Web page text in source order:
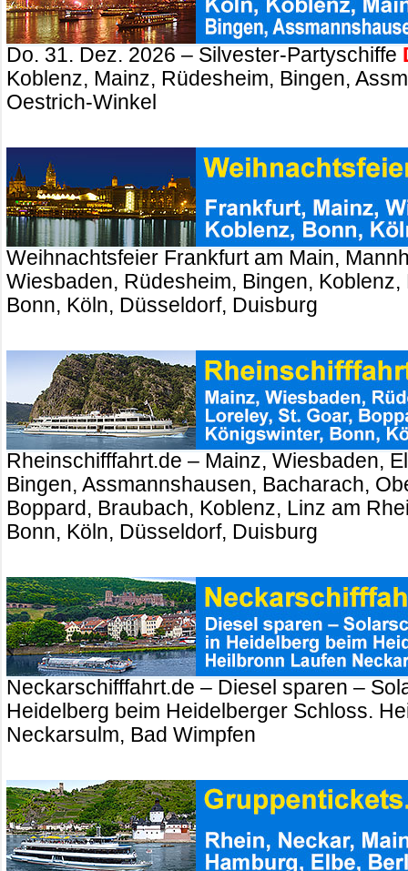
Do. 31. Dez. 2026 – Silvester-Partyschiffe
Koblenz, Mainz, Rüdesheim, Bingen,
Oestrich-Winkel
Weihnachtsfeier Frankfurt am Main,
Wiesbaden, Rüdesheim, Bingen, Koblenz,
Bonn, Köln, Düsseldorf, Duisburg
Rheinschifffahrt.de – Mainz, Wiesbaden,
Bingen, Assmannshausen, Bacharach,
Boppard, Braubach, Koblenz, Linz am
Bonn, Köln, Düsseldorf, Duisburg
Neckarschifffahrt.de – Diesel sparen –
Heidelberg beim Heidelberger Schloss.
Neckarsulm, Bad Wimpfen